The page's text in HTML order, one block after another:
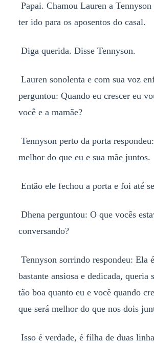
Papai. Chamou Lauren a
ter ido para os aposentos do casal.
Diga querida. Disse Tennyson.
Lauren sonolenta e com sua voz
perguntou: Quando eu crescer eu
você e a mamãe?
Tennyson perto da porta
melhor do que eu e sua mãe juntos.
Então ele fechou a porta e foi até
Dhena perguntou: O que vocês
conversando?
Tennyson sorrindo respondeu: Ela
bastante ansiosa e dedicada, queria
tão boa quanto eu e você quando
que será melhor do que nos dois
Isso é verdade, é filha de duas